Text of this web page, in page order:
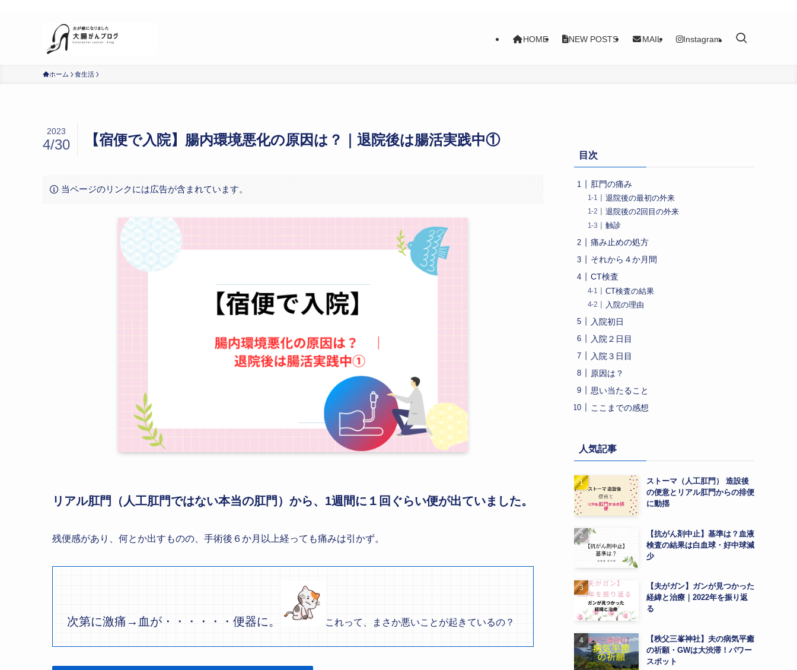
HOME NEW POSTS MAIL Instagram
ホーム 食生活
【宿便で入院】腸内環境悪化の原因は？｜退院後は腸活実践中①
2023
4/30
当ページのリンクには広告が含まれています。
リアル肛門（人工肛門ではない本当の肛門）から、1週間に１回ぐらい便が出ていました。
残便感があり、何とか出すものの、手術後６か月以上経っても痛みは引かず。
次第に激痛→血が・・・・・・便器に。 これって、まさか悪いことが起きているの？
目次
肛門の痛み
退院後の最初の外来
退院後の2回目の外来
触診
痛み止めの処方
それから４か月間
CT検査
CT検査の結果
入院の理由
入院初日
入院２日目
入院３日目
原因は？
思い当たること
ここまでの感想
人気記事
ストーマ（人工肛門） 造設後
の便意とリアル肛門からの排便
に動揺
【抗がん剤中止】基準は？血液
検査の結果は白血球・好中球減
少
【夫がガン】ガンが見つかった
経緯と治療｜2022年を振り返
る
【秩父三峯神社】夫の病気平癒
の祈願・GWは大渋滞！パワー
スポット